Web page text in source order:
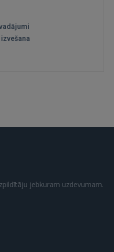
jebkuram uzdevumam.